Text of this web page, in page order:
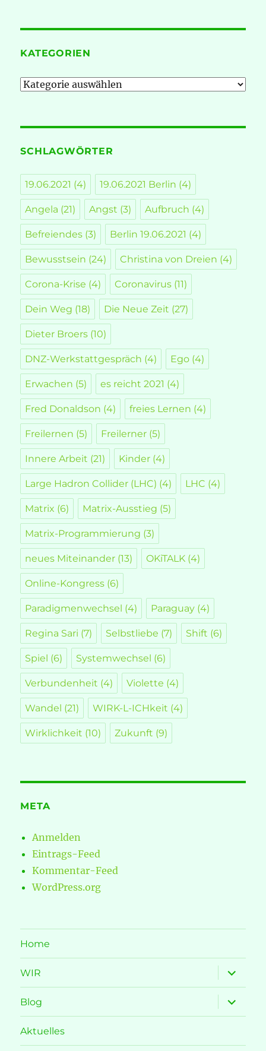
KATEGORIEN
Kategorien
SCHLAGWÖRTER
19.06.2021 (4) 19.06.2021 Berlin (4)
Angela (21) Angst (3) Aufbruch (4)
Befreiendes (3) Berlin 19.06.2021 (4)
Bewusstsein (24) Christina von Dreien (4)
Corona-Krise (4) Coronavirus (11)
Dein Weg (18) Die Neue Zeit (27)
Dieter Broers (10)
DNZ-Werkstattgespräch (4) Ego (4)
Erwachen (5) es reicht 2021 (4)
Fred Donaldson (4) freies Lernen (4)
Freilernen (5) Freilerner (5)
Innere Arbeit (21) Kinder (4)
Large Hadron Collider (LHC) (4) LHC (4)
Matrix (6) Matrix-Ausstieg (5)
Matrix-Programmierung (3)
neues Miteinander (13) OKiTALK (4)
Online-Kongress (6)
Paradigmenwechsel (4) Paraguay (4)
Regina Sari (7) Selbstliebe (7) Shift (6)
Spiel (6) Systemwechsel (6)
Verbundenheit (4) Violette (4)
Wandel (21) WIRK-L-ICHkeit (4)
Wirklichkeit (10) Zukunft (9)
META
Anmelden
Eintrags-Feed
Kommentar-Feed
WordPress.org
Home
WIR
öffnen
Blog
öffnen
Aktuelles